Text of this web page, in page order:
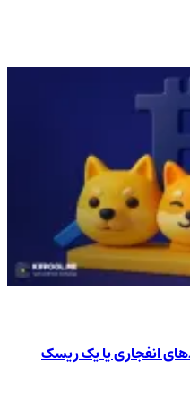
انفجاری یا یک ریسک